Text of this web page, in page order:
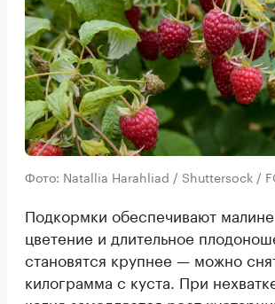
Фото: Natallia Harahliad / Shuttersock /
Подкормки обеспечивают
цветение и длительное
становятся крупнее — можно
килограмма с куста. При